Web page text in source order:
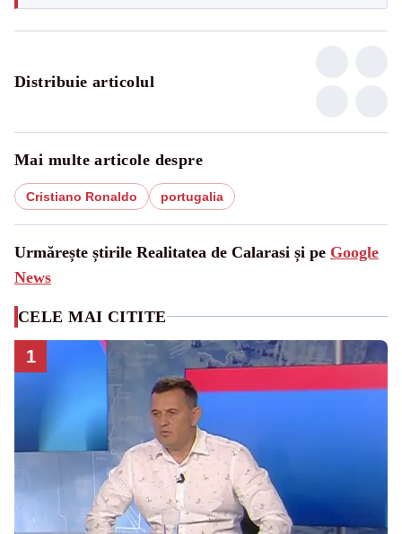
Distribuie articolul
Mai multe articole despre
Cristiano Ronaldo portugalia
Urmărește știrile Realitatea de Calarasi și pe Google
News
CELE MAI CITITE
1